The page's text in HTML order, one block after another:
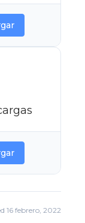
16 febrero, 2022